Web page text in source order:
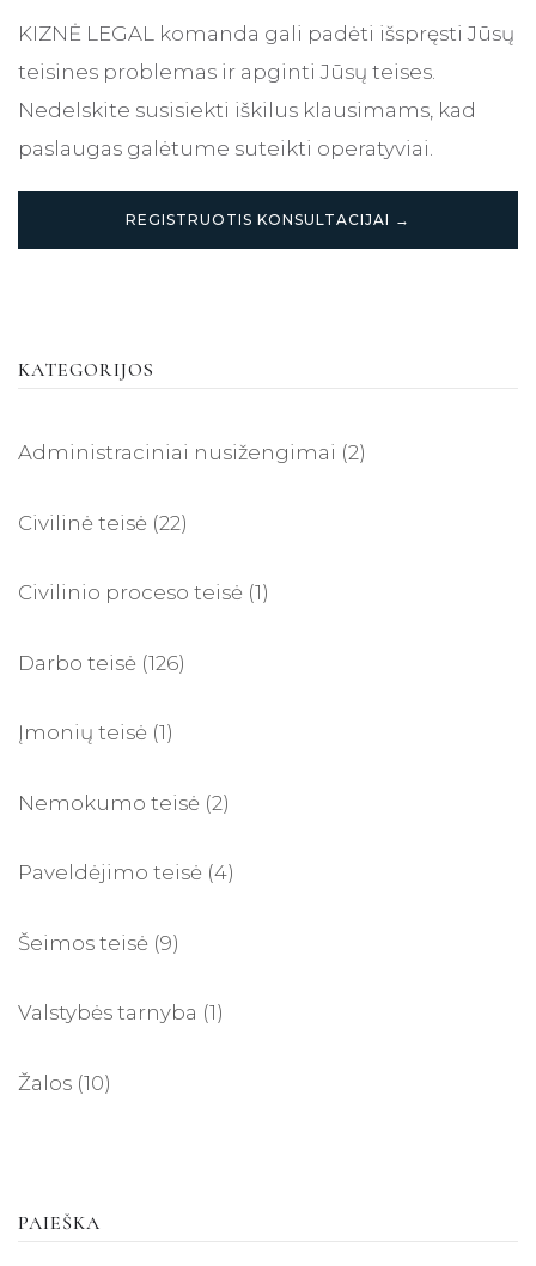
KIZNĖ LEGAL komanda gali padėti išspręsti Jūsų
teisines problemas ir apginti Jūsų teises.
Nedelskite susisiekti iškilus klausimams, kad
paslaugas galėtume suteikti operatyviai.
REGISTRUOTIS KONSULTACIJAI →
KATEGORIJOS
Administraciniai nusižengimai (2)
Civilinė teisė (22)
Civilinio proceso teisė (1)
Darbo teisė (126)
Įmonių teisė (1)
Nemokumo teisė (2)
Paveldėjimo teisė (4)
Šeimos teisė (9)
Valstybės tarnyba (1)
Žalos (10)
PAIEŠKA